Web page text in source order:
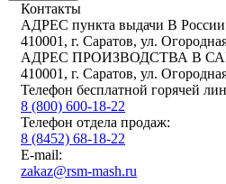
Контакты
АДРЕС пункта выдачи В
410001, г. Саратов, ул.
АДРЕС ПРОИЗВОДСТВА В
410001, г. Саратов, ул.
Телефон бесплатной горячей
8 (800) 600-18-22
Телефон отдела продаж:
8 (8452) 68-18-22
E-mail:
zakaz@rsm-mash.ru